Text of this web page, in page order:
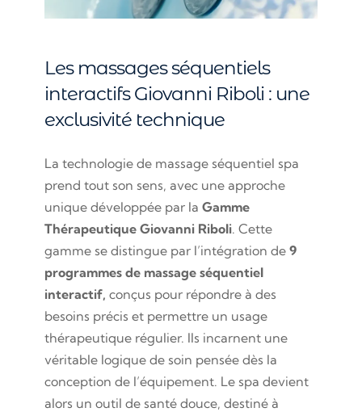
Les massages séquentiels
interactifs Giovanni Riboli : une
exclusivité technique
La technologie de massage séquentiel spa
prend tout son sens, avec une approche
unique développée par la Gamme
Thérapeutique Giovanni Riboli. Cette
gamme se distingue par l’intégration de 9
programmes de massage séquentiel
interactif, conçus pour répondre à des
besoins précis et permettre un usage
thérapeutique régulier. Ils incarnent une
véritable logique de soin pensée dès la
conception de l’équipement. Le spa devient
alors un outil de santé douce, destiné à